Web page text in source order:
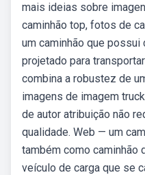
mais ideias sobre
caminhão top, fotos de
um caminhão que
projetado para
combina a robustez de
imagens de imagem
de autor atribuição não
qualidade. Web — um
também como caminhão
veículo de carga que se